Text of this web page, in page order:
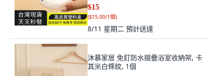
$15
($15.00/1個)
8/11 星期二 預計送達
沐慕家居 免釘防水摺疊浴室收納架, 卡
其米白條紋, 1個